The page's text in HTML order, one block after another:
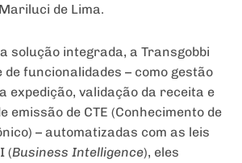
de Lima.
solução integrada, a Transgobbi
funcionalidades – como gestão
expedição, validação da receita e
emissão de CTE (Conhecimento de
– automatizadas com as leis
(Business Intelligence), eles